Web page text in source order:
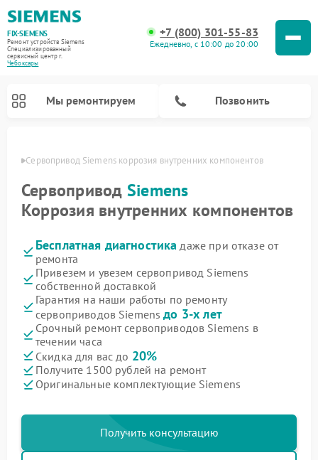
FIX-SIEMENS
Ремонт устройств Siemens
Специализированный
cервисный центр г.
Чебоксары
+7 (800) 301-55-83
Ежедневно, с 10:00 до 20:00
Мы ремонтируем Позвонить
Сервопривод Siemens коррозия внутренних компонентов
Сервопривод Siemens
Коррозия внутренних компонентов
Бесплатная диагностика даже при отказе от
ремонта
Привезем и увезем сервопривод Siemens
собственной доставкой
Гарантия на наши работы по ремонту
сервоприводов Siemensдо 3-х лет
Срочный ремонт сервоприводов Siemens в
течении часа
Скидка для вас до 20%
Получите 1500 рублей на ремонт
Оригинальные комплектующие Siemens
Получить консультацию